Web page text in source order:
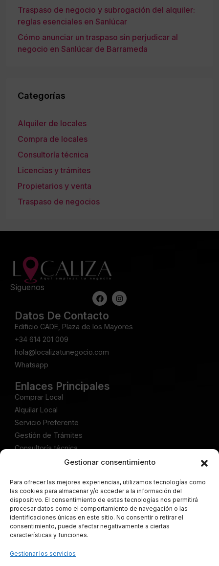
Traspaso de negocio y subrogación del alquiler:
reglas esenciales en Sanlúcar
Cómo anunciar un traspaso sin perjudicar al
negocio en Sanlúcar de Barrameda
Categorías
Alquiler de locales
Compra de locales
Consultoría técnica
Licencias y trámites
Propietarios y venta
Traspaso de negocios
Síguenos
Datos De Contacto
Edificio CADE, Plaza de los Mayores
+34 614 201 009
hola@localizatunegocio.com
Whatsapp
Enlaces Principales
Comprar Local
Alquilar Local
Servicio Preferente
Gestión de Trámites
Consultoría técnica
Artículos Comprar Local
Artículos Alquilar Local
Articulos Servicio Preferente
Artículos Gestión de Trámites
Artículos Consultoría técnica
Legal
Gestionar consentimiento
Para ofrecer las mejores experiencias, utilizamos tecnologías como
las cookies para almacenar y/o acceder a la información del
dispositivo. El consentimiento de estas tecnologías nos permitirá
procesar datos como el comportamiento de navegación o las
identificaciones únicas en este sitio. No consentir o retirar el
consentimiento, puede afectar negativamente a ciertas
características y funciones.
Gestionar los servicios